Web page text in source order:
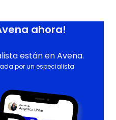
ahora!
están en Avena.
por un especialista